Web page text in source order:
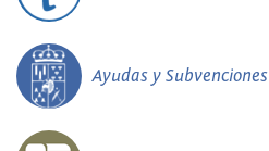
Ayudas y Subvenciones